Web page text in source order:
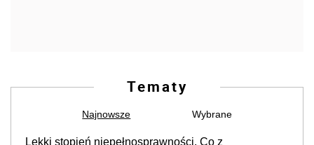
Tematy
Najnowsze Wybrane
Lekki stopień niepełnosprawności. Co z